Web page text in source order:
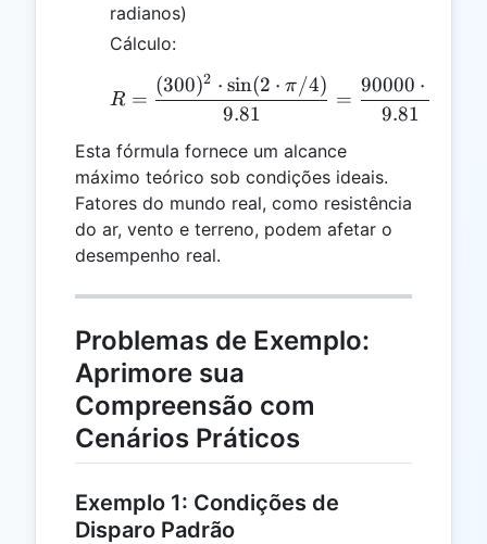
radianos)
Cálculo:
R = \frac{(300)^2
R =
9.81
(300)2 ⋅ sin(2 ⋅ π/4)
=
9.81
90000 ⋅
Esta fórmula fornece um alcance
máximo teórico sob condições ideais.
Fatores do mundo real, como resistência
do ar, vento e terreno, podem afetar o
desempenho real.
Problemas de Exemplo:
Aprimore sua
Compreensão com
Cenários Práticos
Exemplo 1: Condições de
Disparo Padrão